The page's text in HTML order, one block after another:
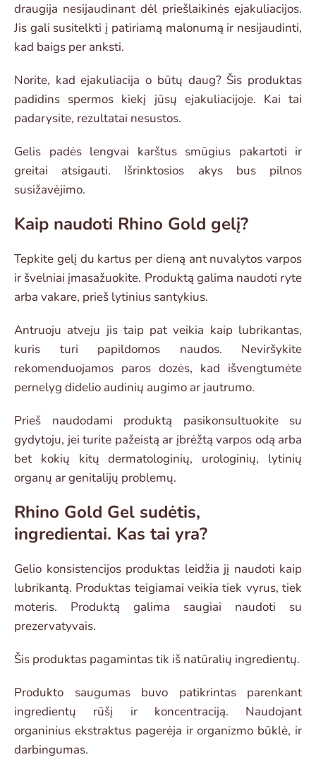
draugija nesijaudinant dėl priešlaikinės ejakuliacijos.
Jis gali susitelkti į patiriamą malonumą ir nesijaudinti,
kad baigs per anksti.
Norite, kad ejakuliacija o būtų daug? Šis produktas
padidins spermos kiekį jūsų ejakuliacijoje. Kai tai
padarysite, rezultatai nesustos.
Gelis padės lengvai karštus smūgius pakartoti ir
greitai atsigauti. Išrinktosios akys bus pilnos
susižavėjimo.
Kaip naudoti Rhino Gold gelį?
Tepkite gelį du kartus per dieną ant nuvalytos varpos
ir švelniai įmasažuokite. Produktą galima naudoti ryte
arba vakare, prieš lytinius santykius.
Antruoju atveju jis taip pat veikia kaip lubrikantas,
kuris turi papildomos naudos. Neviršykite
rekomenduojamos paros dozės, kad išvengtumėte
pernelyg didelio audinių augimo ar jautrumo.
Prieš naudodami produktą pasikonsultuokite su
gydytoju, jei turite pažeistą ar įbrėžtą varpos odą arba
bet kokių kitų dermatologinių, urologinių, lytinių
organų ar genitalijų problemų.
Rhino Gold Gel sudėtis,
ingredientai. Kas tai yra?
Gelio konsistencijos produktas leidžia jį naudoti kaip
lubrikantą. Produktas teigiamai veikia tiek vyrus, tiek
moteris. Produktą galima saugiai naudoti su
prezervatyvais.
Šis produktas pagamintas tik iš natūralių ingredientų.
Produkto saugumas buvo patikrintas parenkant
ingredientų rūšį ir koncentraciją. Naudojant
organinius ekstraktus pagerėja ir organizmo būklė, ir
darbingumas.